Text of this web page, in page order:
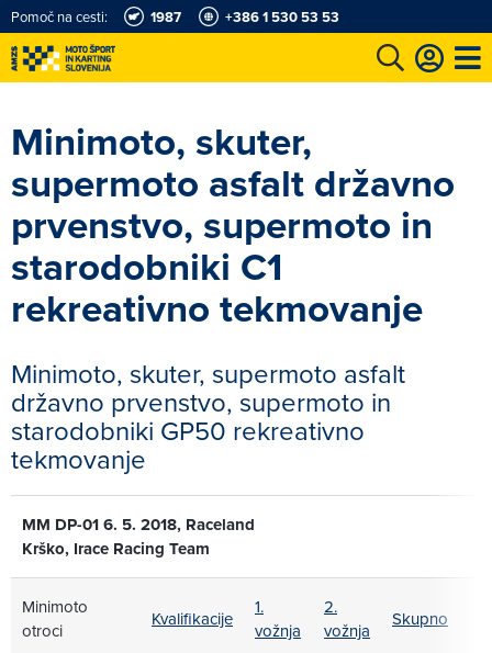
Pomoč na cesti: 1987 +386 1 530 53 53
Minimoto, skuter,
supermoto asfalt državno
prvenstvo, supermoto in
starodobniki C1
rekreativno tekmovanje
Minimoto, skuter, supermoto asfalt
državno prvenstvo, supermoto in
starodobniki GP50 rekreativno
tekmovanje
MM DP-01 6. 5. 2018, Raceland
Krško, Irace Racing Team
Minimoto
otroci
Kvalifikacije
1.
vožnja
2.
vožnja
Skupno